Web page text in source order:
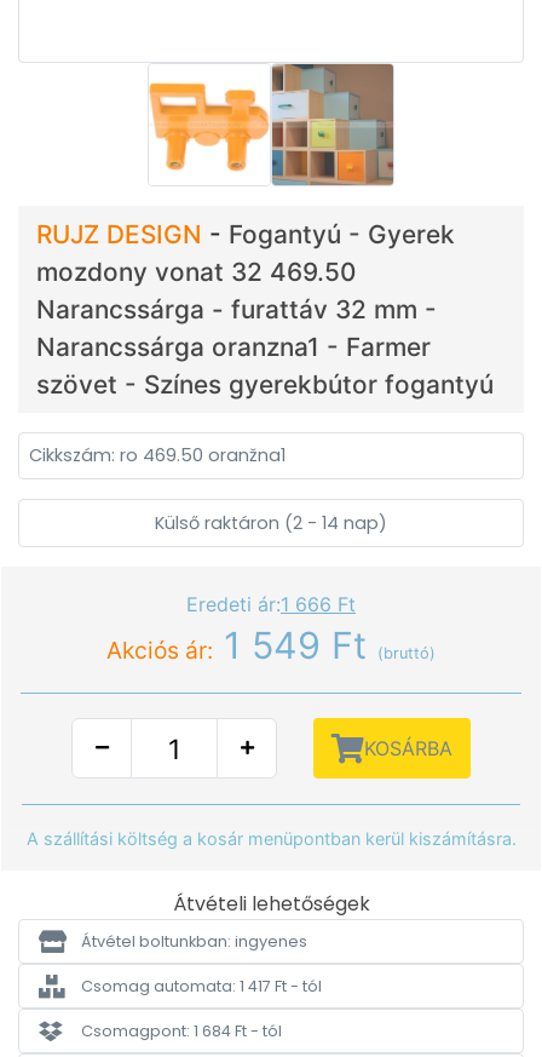
RUJZ DESIGN - Fogantyú - Gyerek
mozdony vonat 32 469.50
Narancssárga - furattáv 32 mm -
Narancssárga oranzna1 - Farmer
szövet - Színes gyerekbútor fogantyú
Cikkszám: ro 469.50 oranžna1
Külső raktáron (2 - 14 nap)
Eredeti ár:1 666 Ft
Akciós ár: 1 549 Ft (bruttó)
KOSÁRBA
A szállítási költség a kosár menüpontban kerül kiszámításra.
Átvételi lehetőségek
Átvétel boltunkban: ingyenes
Csomag automata: 1 417 Ft - tól
Csomagpont: 1 684 Ft - tól